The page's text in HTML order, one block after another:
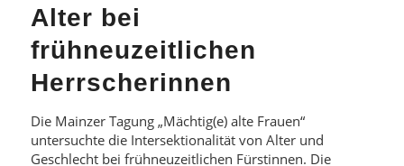
Alter bei
frühneuzeitlichen
Herrscherinnen
Die Mainzer Tagung „Mächtig(e) alte Frauen“
untersuchte die Intersektionalität von Alter und
Geschlecht bei frühneuzeitlichen Fürstinnen. Die